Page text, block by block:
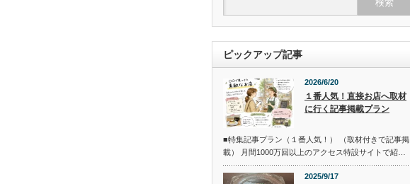
ピックアップ記事
2026/6/20
１番人気！直接お店へ取材
に行く記事掲載プラン
■特集記事プラン（１番人気！） （取材付きで記事掲
載） 月間1000万回以上のアクセス特設サイトで紹…
2025/9/17